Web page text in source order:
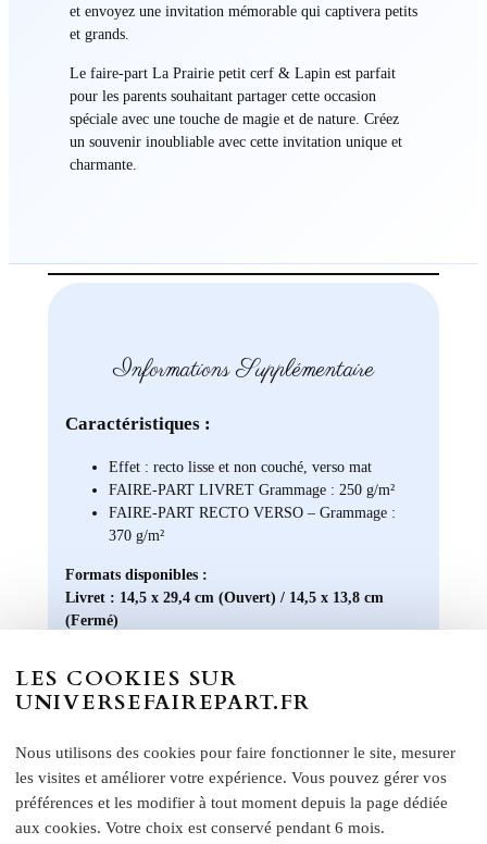
et envoyez une invitation mémorable qui captivera petits
et grands.
Le faire-part La Prairie petit cerf & Lapin est parfait
pour les parents souhaitant partager cette occasion
spéciale avec une touche de magie et de nature. Créez
un souvenir inoubliable avec cette invitation unique et
charmante.
Informations Supplémentaire
Caractéristiques :
Effet : recto lisse et non couché, verso mat
FAIRE-PART LIVRET Grammage : 250 g/m²
FAIRE-PART RECTO VERSO – Grammage :
370 g/m²
Formats disponibles :
Livret : 14,5 x 29,4 cm (Ouvert) / 14,5 x 13,8 cm
(Fermé)
Format A5 portrait : 14 x 21 cm
Format A6 portrait : 10,5 x 14 cm
Etiquette bouteille: Elles ont une taille unique, pensée
pour convenir à la majorité des bouteilles : 14 x 10 cm
Rond collant
: 4 cm
Notre papier Mat Supérieur sont le choix
LES COOKIES SUR
UNIVERSEFAIREPART.FR
Nous utilisons des cookies pour faire fonctionner le site, mesurer
les visites et améliorer votre expérience. Vous pouvez gérer vos
préférences et les modifier à tout moment depuis la page dédiée
aux cookies. Votre choix est conservé pendant 6 mois.